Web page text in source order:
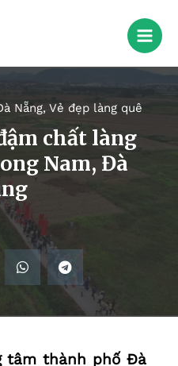
Nẵng, Vẻ đẹp làng quê
chất làng
Nam, Đà
tâm thành phố Đà